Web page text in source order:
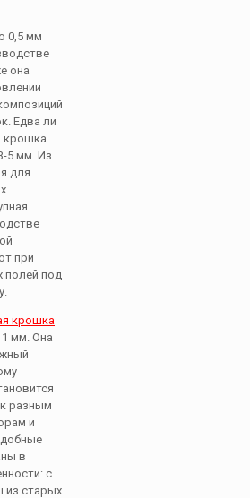
0,5 мм
она
Едва ли
крошка
5 мм. Из
для
при
полей под
крошка
мм. Она
разным
и
в
с
из старых